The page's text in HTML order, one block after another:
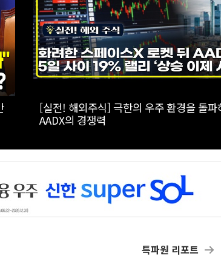
[스팟Live] 국민의힘 부동산정책 정상화 특
원회 전체회의 생중계 | 26.08.07
특파원 리포트